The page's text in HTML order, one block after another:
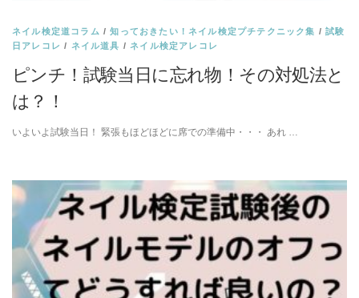
ネイル検定道コラム /知っておきたい！ネイル検定プチテクニック集 /試験
日アレコレ / ネイル道具 /ネイル検定アレコレ
ピンチ！試験当日に忘れ物！その対処法と
は？！
いよいよ試験当日！ 緊張もほどほどに席での準備中・・・ あれ …